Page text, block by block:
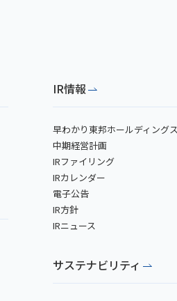
IR情報
早わかり東邦ホールディングス
中期経営計画
IRファイリング
IRカレンダー
電子公告
IR方針
IRニュース
サステナビリティ